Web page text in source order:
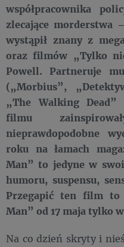
współpracownika
zlecające morderstwa
wystąpił znany z
oraz filmów „Tylko
Powell. Partneruje
(„Morbius”,
„The Walking Dead”
filmu
nieprawdopodobne
roku na łamach
Man” to jedyne w
humoru, suspensu,
Przegapić ten film to
Man” od 17 maja tylko
Na co dzień skryty i